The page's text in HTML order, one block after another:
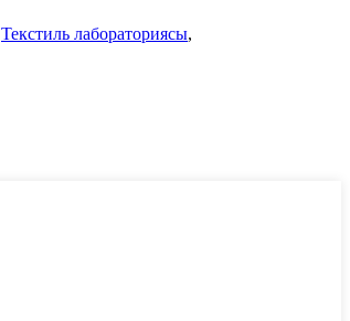
Текстиль лабораториясы,